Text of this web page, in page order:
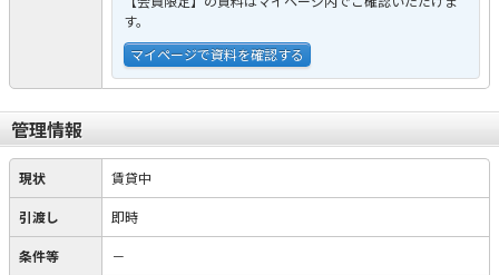
す。
マイページで資料を確認する
管理情報
現状 賃貸中
引渡し 即時
条件等 －